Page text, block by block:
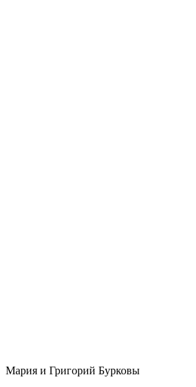
Мария и Григорий Бурковы